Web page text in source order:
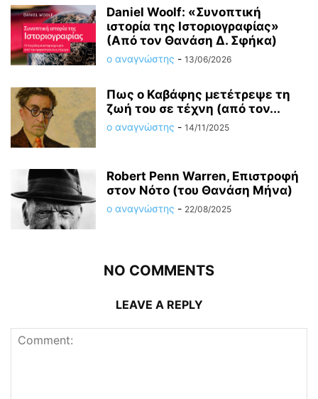
Daniel Woolf: «Συνοπτική
ιστορία της Ιστοριογραφίας»
(Από τον Θανάση Δ. Σφήκα)
ο αναγνώστης - 13/06/2026
Πως ο Καβάφης μετέτρεψε τη
ζωή του σε τέχνη (από τον...
ο αναγνώστης - 14/11/2025
Robert Penn Warren, Επιστροφή
στον Νότο (του Θανάση Μήνα)
ο αναγνώστης - 22/08/2025
NO COMMENTS
LEAVE A REPLY